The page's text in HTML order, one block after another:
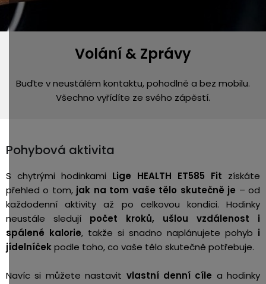
Volání & Zprávy
Buďte v neustálém kontaktu, pohodlně a bez mobilu.
Všechno vyřídíte ze svého zápěstí.
Pohybová aktivita
S chytrými hodinkami Lige HEALTH ET585 Fit získáte
přehled o tom, jak na tom vaše tělo skutečně je – od
každodenní aktivity až po celkovou kondici. Hodinky
neustále sledují počet kroků, ušlou vzdálenost i
spálené kalorie, takže si snadno naplánujete pohyb i
jídelníčekpodle toho, co vaše tělo skutečně potřebuje.
Navíc si můžete nastavit vlastní denní cíle a hodinky